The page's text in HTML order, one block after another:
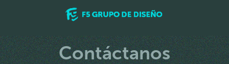
Contáctanos